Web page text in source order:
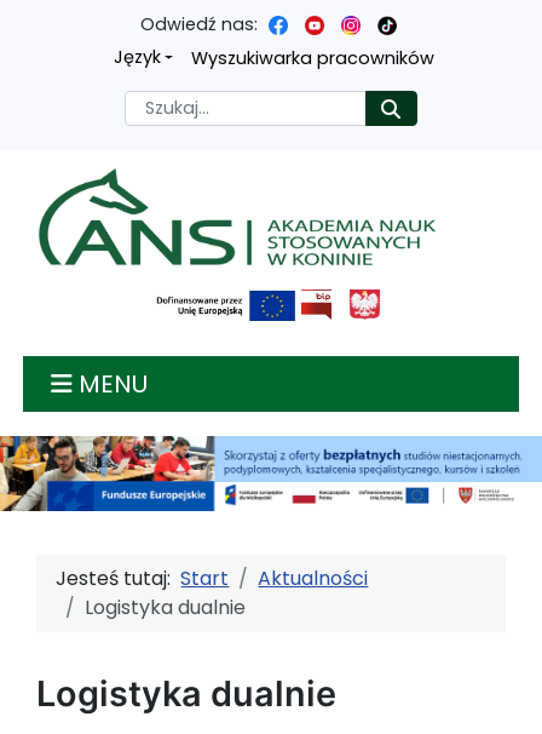
Przejdź
treści
głównej
Przejdź
menu
nawigacyjnego
Przejdź
wyszukiwarki
Przejdź
mapy
strony
Odwiedź nas:
Język
Wyszukiwarka pracowników
Szukaj
Akademia nauk
MENU
Jesteś tutaj:Start
Aktualności
Logistyka dualnie
Logistyka dualnie